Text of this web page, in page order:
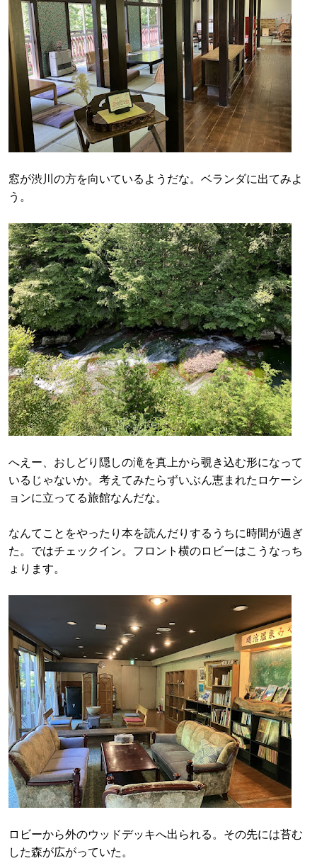
窓が渋川の方を向いているようだな。ベランダに出てみよ
う。
へえー、おしどり隠しの滝を真上から覗き込む形になって
いるじゃないか。考えてみたらずいぶん恵まれたロケーシ
ョンに立ってる旅館なんだな。
なんてことをやったり本を読んだりするうちに時間が過ぎ
た。ではチェックイン。フロント横のロビーはこうなっち
ょります。
ロビーから外のウッドデッキへ出られる。その先には苔む
した森が広がっていた。